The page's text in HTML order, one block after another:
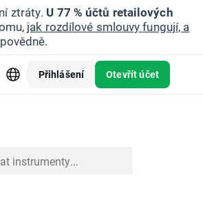
ztráty. U 77 % účtů retailových
jak rozdílové smlouvy fungují, a
Přihlášení Otevřít účet